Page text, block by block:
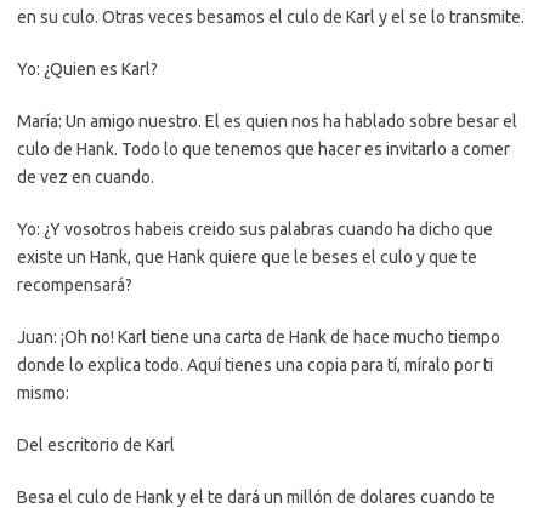
en su culo. Otras veces besamos el culo de Karl y el se lo transmite.
Yo: ¿Quien es Karl?
María: Un amigo nuestro. El es quien nos ha hablado sobre besar el
culo de Hank. Todo lo que tenemos que hacer es invitarlo a comer
de vez en cuando.
Yo: ¿Y vosotros habeis creido sus palabras cuando ha dicho que
existe un Hank, que Hank quiere que le beses el culo y que te
recompensará?
Juan: ¡Oh no! Karl tiene una carta de Hank de hace mucho tiempo
donde lo explica todo. Aquí tienes una copia para tí, míralo por ti
mismo:
Del escritorio de Karl
Besa el culo de Hank y el te dará un millón de dolares cuando te